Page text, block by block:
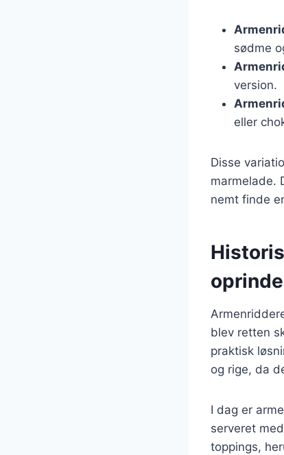
sødme
version.
eller
Disse
marmelade.
nemt finde
blev retten
praktisk
og rige, da
I dag er
serveret
toppings,